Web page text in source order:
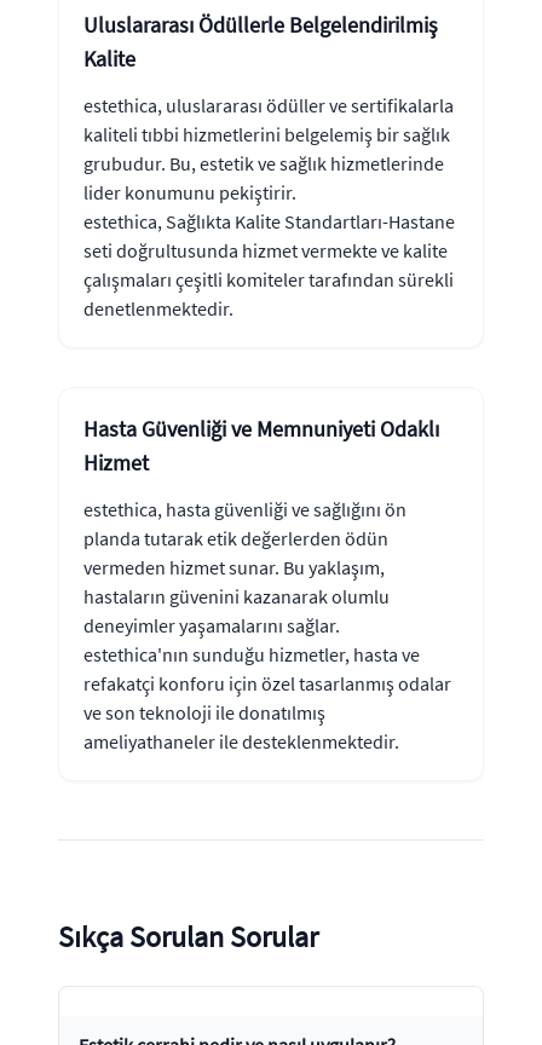
Uluslararası Ödüllerle Belgelendirilmiş
Kalite
estethica, uluslararası ödüller ve sertifikalarla
kaliteli tıbbi hizmetlerini belgelemiş bir sağlık
grubudur. Bu, estetik ve sağlık hizmetlerinde
lider konumunu pekiştirir.
estethica, Sağlıkta Kalite Standartları-Hastane
seti doğrultusunda hizmet vermekte ve kalite
çalışmaları çeşitli komiteler tarafından sürekli
denetlenmektedir.
Hasta Güvenliği ve Memnuniyeti Odaklı
Hizmet
estethica, hasta güvenliği ve sağlığını ön
planda tutarak etik değerlerden ödün
vermeden hizmet sunar. Bu yaklaşım,
hastaların güvenini kazanarak olumlu
deneyimler yaşamalarını sağlar.
estethica'nın sunduğu hizmetler, hasta ve
refakatçi konforu için özel tasarlanmış odalar
ve son teknoloji ile donatılmış
ameliyathaneler ile desteklenmektedir.
Sıkça Sorulan Sorular